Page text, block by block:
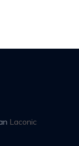
Laconic